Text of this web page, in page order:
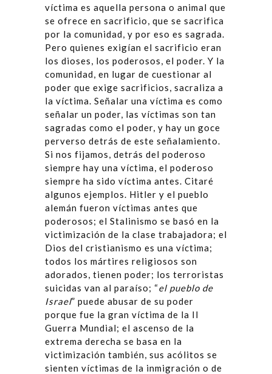
víctima es aquella persona o animal que
se ofrece en sacrificio, que se sacrifica
por la comunidad, y por eso es sagrada.
Pero quienes exigían el sacrificio eran
los dioses, los poderosos, el poder. Y la
comunidad, en lugar de cuestionar al
poder que exige sacrificios, sacraliza a
la víctima. Señalar una víctima es como
señalar un poder, las víctimas son tan
sagradas como el poder, y hay un goce
perverso detrás de este señalamiento.
Si nos fijamos, detrás del poderoso
siempre hay una víctima, el poderoso
siempre ha sido víctima antes. Citaré
algunos ejemplos. Hitler y el pueblo
alemán fueron víctimas antes que
poderosos; el Stalinismo se basó en la
victimización de la clase trabajadora; el
Dios del cristianismo es una víctima;
todos los mártires religiosos son
adorados, tienen poder; los terroristas
suicidas van al paraíso; “el pueblo de
Israel” puede abusar de su poder
porque fue la gran víctima de la II
Guerra Mundial; el ascenso de la
extrema derecha se basa en la
victimización también, sus acólitos se
sienten víctimas de la inmigración o de